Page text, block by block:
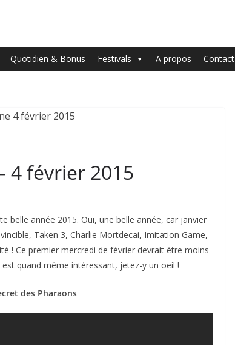
Quotidien & Bonus Festivals A propos Contact
4 février 2015
belle année 2015. Oui, une belle année, car janvier
Taken 3, Charlie Mortdecai, Imitation Game,
! Ce premier mercredi de février devrait être moins
quand même intéressant, jetez-y un oeil !
des Pharaons